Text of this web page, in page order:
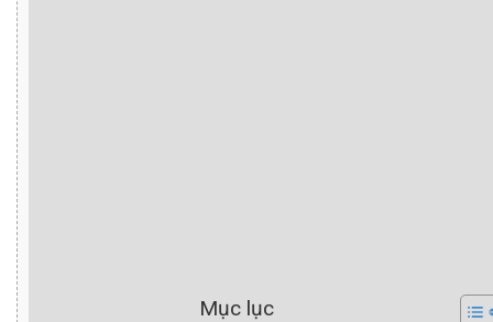
Mục lục